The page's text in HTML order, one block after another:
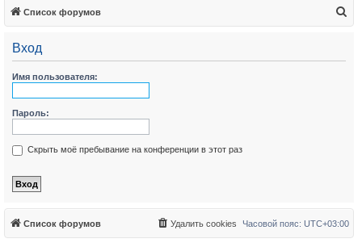
Список форумов
Вход
Имя пользователя:
Пароль:
Скрыть моё пребывание на конференции в этот раз
Список форумов Часовой пояс: UTC+03:00
Удалить cookies